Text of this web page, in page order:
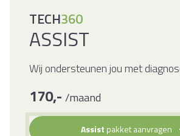
TECH360
ASSIST
Wij ondersteunen jou met
170,- /maand
Assist pakket aanvragen